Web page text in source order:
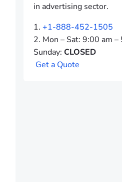
in advertising sector.
+1-888-452-1505
Mon – Sat: 9:00 am –
Sunday: CLOSED
Geta Quote